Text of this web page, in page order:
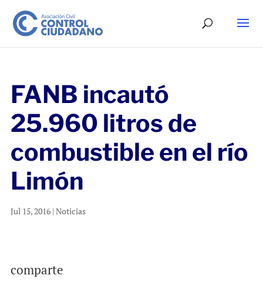
FANB incautó
25.960 litros de
combustible en el río
Limón
Jul 15, 2016| Noticias
comparte